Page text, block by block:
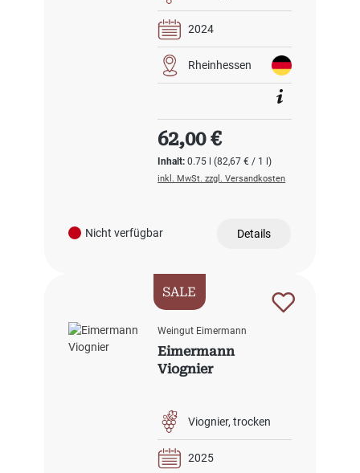
Nicht verfügbar
2024
Rheinhessen
Inhalt:0.75 l(82,67 € / 1 l)
Regulärer Preis:
62,00 €
inkl. MwSt. zzgl. Versandkosten
Details
SALE
Weingut Eimermann
Eimermann
Viognier
Viognier trocken
2025